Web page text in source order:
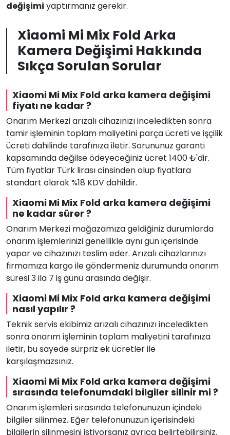
değişimi yaptırmanız gerekir.
Xiaomi Mi Mix Fold Arka
Kamera Değişimi Hakkında
Sıkça Sorulan Sorular
Xiaomi Mi Mix Fold arka kamera değişimi
fiyatı ne kadar ?
Onarım Merkezi arızalı cihazınızı inceledikten sonra
tamir işleminin toplam maliyetini parça ücreti ve işçilik
ücreti dahilinde tarafınıza iletir. Sorununuz garanti
kapsamında değilse ödeyeceğiniz ücret 1400 ₺'dir.
Tüm fiyatlar Türk lirası cinsinden olup fiyatlara
standart olarak %18 KDV dahildir.
Xiaomi Mi Mix Fold arka kamera değişimi
ne kadar sürer ?
Onarım Merkezi mağazamıza geldiğiniz durumlarda
onarım işlemlerinizi genellikle aynı gün içerisinde
yapar ve cihazınızı teslim eder. Arızalı cihazlarınızı
firmamıza kargo ile göndermeniz durumunda onarım
süresi 3 ila 7 iş günü arasında değişir.
Xiaomi Mi Mix Fold arka kamera değişimi
nasıl yapılır ?
Teknik servis ekibimiz arızalı cihazınızı inceledikten
sonra onarım işleminin toplam maliyetini tarafınıza
iletir, bu sayede sürpriz ek ücretler ile
karşılaşmazsınız.
Xiaomi Mi Mix Fold arka kamera değişimi
sırasında telefonumdaki bilgiler silinir mi ?
Onarım işlemleri sırasında telefonunuzun içindeki
bilgiler silinmez. Eğer telefonunuzun içerisindeki
bilgilerin silinmesini istiyorsanız ayrıca belirtebilirsiniz.